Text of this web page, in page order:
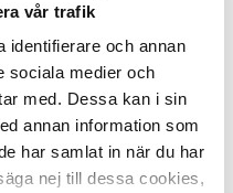
vår trafik
identifierare och annan
sociala medier och
med. Dessa kan i sin
annan information som
har samlat in när du har
nej till dessa cookies,
t ex Oatly iFraiche eller